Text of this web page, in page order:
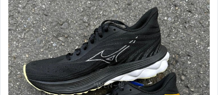
【零碼出清區】此區得標不退換未結帳黑名單
【組合】壘球棒組合
【ANGO籃球.足球.排球用品區】
【泳具】兒童專區
【泳具】男款四角泳褲